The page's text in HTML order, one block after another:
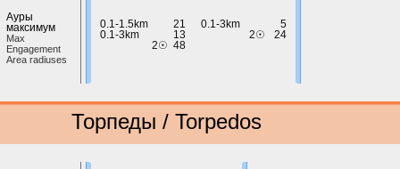
Ауры
максимум
Max
Engagement
Area radiuses
0.1-1.5km
21
0.1-3km
13
2☉ 48
0.1-3km
5
2☉
24
Торпеды / Torpedos